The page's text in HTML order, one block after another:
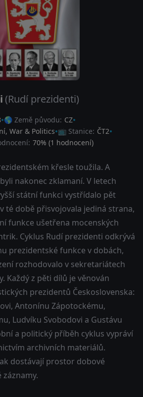
(Rudí prezidenti)
🌎 Země původu: CZ
, War & Politics 📺 Stanice: ČT2
70% (1 hodnocení)
křesle toužila. A
nakonec zklamaní. V letech
státní funkci vystřídalo pět
té době přisvojovala jediná strana,
funkce ušetřena mocenských
Cyklus Rudí prezidenti odkrývá
prezidentské funkce v dobách,
rozhodovalo v sekretariátech
Každý z pěti dílů je věnován
prezidentů Československa:
Antonínu Zápotockému,
Ludvíku Svobodovi a Gustávu
a politický příběh cyklus vypráví
archivních materiálů.
dostávají prostor dobové